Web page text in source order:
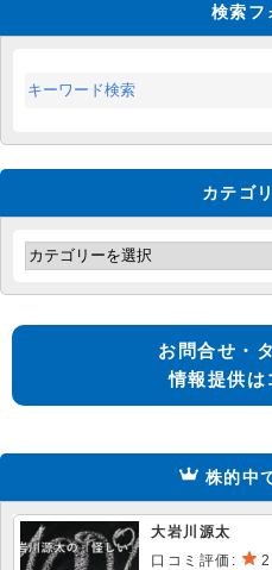
検索フ
カテゴ
お問合せ・
情報提供は
株的中
大岩川源太
口コミ評価: